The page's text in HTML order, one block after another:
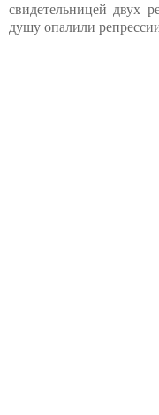
свидетельницей двух
душу опалили